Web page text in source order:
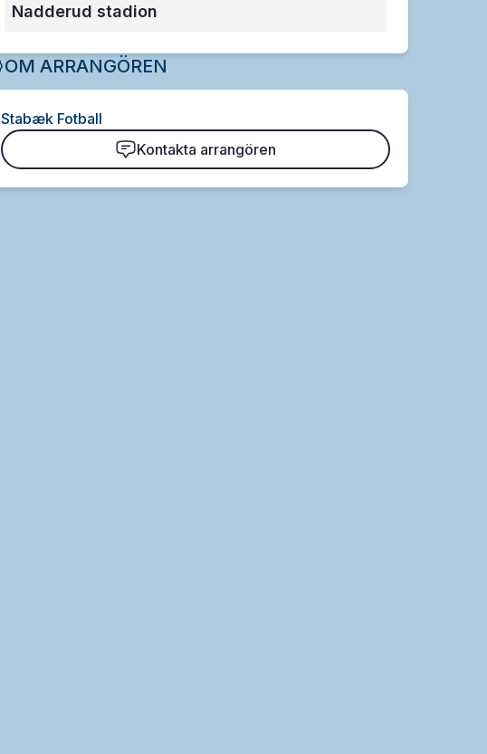
Nadderud stadion
OM ARRANGÖREN
Stabæk Fotball
Kontakta arrangören